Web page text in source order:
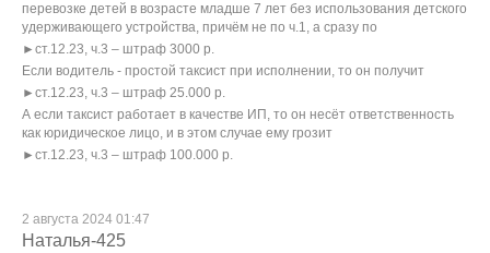
перевозке детей в возрасте младше 7 лет без использования детского
удерживающего устройства, причём не по ч.1, а сразу по
►ст.12.23, ч.3 – штраф 3000 р.
Если водитель - простой таксист при исполнении, то он получит
►ст.12.23, ч.3 – штраф 25.000 р.
А если таксист работает в качестве ИП, то он несёт ответственность
как юридическое лицо, и в этом случае ему грозит
►ст.12.23, ч.3 – штраф 100.000 р.
2 августа 2024 01:47
Наталья-425